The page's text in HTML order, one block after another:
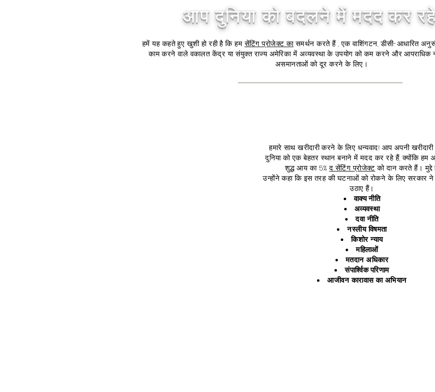
आप दुनिया को बदलने में मदद कर
हमें यह कहते हुए खुशी हो रही है कि हमसेंटिंग प्रोजेक्ट कासमर्थन करते हैं ,एक वाशिंगटन, डीसी-आधारित
काम करने वाले वकालत केंद्र या संयुक्त राज्य अमेरिका में अव्यवस्था के उपयोग को कम करने और आपराधिक
असमानताओं को दूर करने के लिए।
हमारे साथ खरीदारी करने के लिए धन्यवाद! आप अपनी
दुनिया को एक बेहतर स्थान बनाने में मदद कर रहे हैं, क्योंकि हम
शुद्ध आय का 5%द सेंटिंग प्रोजेक्टको दान करते हैं। मुद्दे
उन्होंने कहा कि इस तरह की घटनाओं को रोकने के लिए सरकार
उठाए हैं।
वाक्य नीति
अव्यवस्था
दवा नीति
नस्लीय विषमता
किशोर न्याय
महिलाओं
मतदान अधिकार
संपार्श्विकपरिणाम
आजीवन कारावास का अभियान